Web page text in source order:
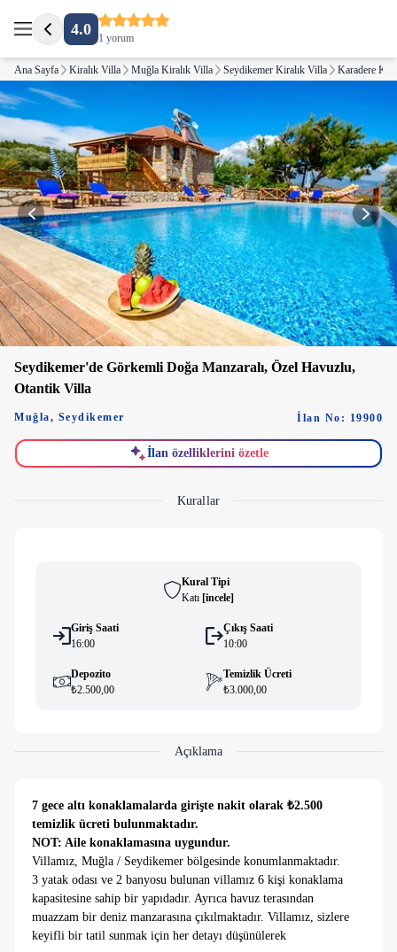
4.0 1 yorum
Ana Sayfa Kiralık Villa Muğla Kiralık Villa Seydikemer Kiralık Villa Karadere
Seydikemer'de Görkemli Doğa Manzaralı, Özel Havuzlu,
Otantik Villa
Muğla, Seydikemer İlan No: 19900
İlan özelliklerini özetle
Kurallar
Kural Tipi
Katı [i̇ncele]
Giriş Saati
16:00
Çıkış Saati
10:00
Depozito
₺2.500,00
Temizlik Ücreti
₺3.000,00
Açıklama
7 gece altı konaklamalarda girişte nakit olarak ₺2.500
temizlik ücreti bulunmaktadır.
NOT: Aile konaklamasına uygundur.
Villamız, Muğla / Seydikemer bölgesinde konumlanmaktadır.
3 yatak odası ve 2 banyosu bulunan villamız 6 kişi konaklama
kapasitesine sahip bir yapıdadır. Ayrıca havuz terasından
muazzam bir deniz manzarasına çıkılmaktadır. Villamız, sizlere
keyifli bir tatil sunmak için her detayı düşünülerek